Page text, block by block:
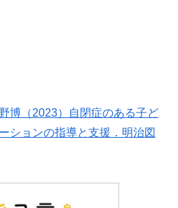
博（2023）自閉症のある子ど
ションの指導と支援．明治図